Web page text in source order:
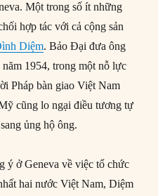
Một trong số ít những
hợp tác với cả cộng sản
Diệm. Bảo Đại đưa ông
1954, trong một nỗ lực
Pháp bàn giao Việt Nam
cũng lo ngại điều tương tự
ủng hộ ông.
ý ở Geneva về việc tổ chức
hai nước Việt Nam, Diệm